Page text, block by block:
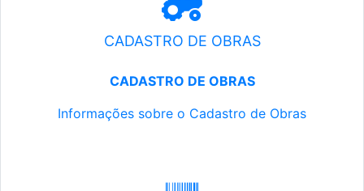
CADASTRO DE OBRAS
CADASTRO DE OBRAS
Informações sobre o Cadastro de Obras